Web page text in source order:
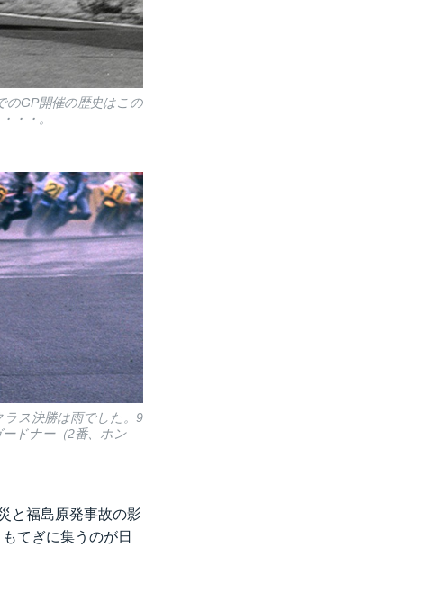
のGP開催の歴史はこの
・・。
ラス決勝は雨でした。9
ドナー（2番、ホン
と福島原発事故の影
てぎに集うのが日